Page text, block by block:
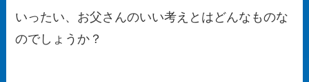
いったい、お父さんのいい考えとはどんなものな
のでしょうか？